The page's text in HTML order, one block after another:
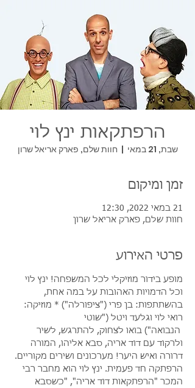
הרפתקאות ינץ לוי
שבת, 21 במאי
  |
חוות שלם, פארק אריאל שרון
זמן ומיקום
21 במאי 2022, 12:30
חוות שלם, פארק אריאל שרון
פרטי האירוע
מופע בידור מוזיקלי לכל המשפחה! ינץ לוי
וכל הדמויות האהובות על במה אחת,
בהשתתפות: בן פרי ("ציפורלה") * מוזיקה:
רואי לוי וגלעד ויטל ("שוטי
הנבואה") בואו לצחוק, להתרגש, לשיר
ולרקוד עם דוד אריה, סבא אליהו, המורה
דרורה ואיש היער! מערכונים ושירים מקוריים.
הרפתקה חד פעמית. ינץ לוי הוא מחבר רבי
המכר "הרפתקאות דוד אריה", "כשסבא